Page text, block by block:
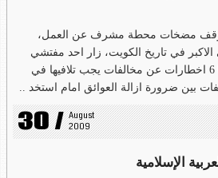
لتوقف مضخات محطة مشرف عن العمل،
الاكبر في تاريخ الكويت، زار احد مفتشي
«الشؤون» مخازننا وسلمنا 6 اخطارات عن مخالفات يجب تلافيها في
بين ضرورة ازالة العوائق امام استخد ..
30 / August
2009
الإسلامية